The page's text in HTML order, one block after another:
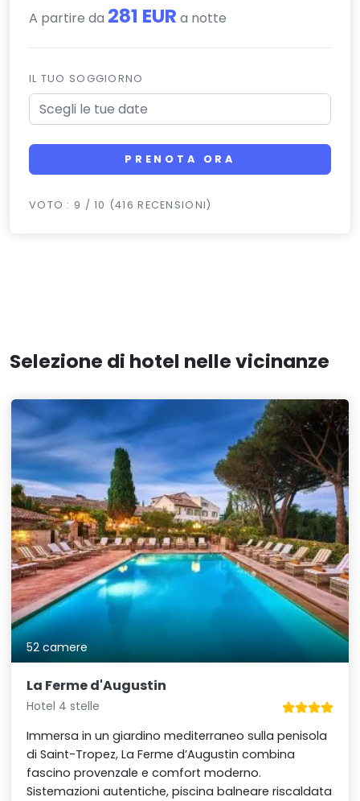
A partire da 281 EUR a notte
IL TUO SOGGIORNO
PRENOTA ORA
VOTO : 9 / 10 (416 RECENSIONI)
Selezione di hotel nelle vicinanze
52 camere
La Ferme d'Augustin
Hotel 4 stelle
Immersa in un giardino mediterraneo sulla penisola
di Saint-Tropez, La Ferme d’Augustin combina
fascino provenzale e comfort moderno.
Sistemazioni autentiche, piscina balneare riscaldata